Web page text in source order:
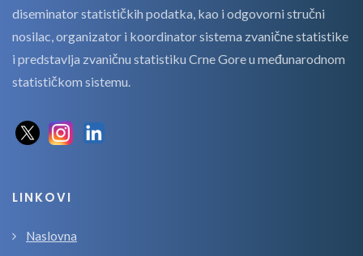
diseminator statističkih podatka, kao i odgovorni stručni
nosilac, organizator i koordinator sistema zvanične statistike
i predstavlja zvaničnu statistiku Crne Gore u međunarodnom
statističkom sistemu.
LINKOVI
Naslovna